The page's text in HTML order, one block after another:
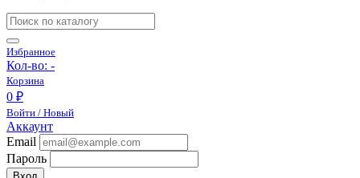
Избранное
Кол-во: -
Корзина
0 ₽
Войти / Новый
Аккаунт
Email
Пароль